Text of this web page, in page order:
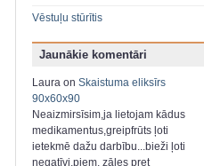
Vēstuļu stūrītis
Jaunākie komentāri
Laura on Skaistuma eliksīrs
90x60x90
Neaizmirsīsim,ja lietojam kādus
medikamentus,greipfrūts ļoti
ietekmē dažu darbību...bieži ļoti
negatīvi,piem. zāles pret